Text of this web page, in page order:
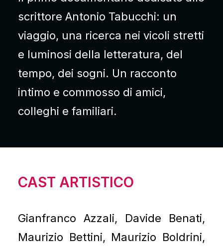
scrittore Antonio Tabucchi: un
viaggio, una ricerca nei vicoli stretti
e luminosi della letteratura, del
tempo, dei sogni. Un racconto
intimo e commosso di amici,
colleghi e familiari.
CAST ARTISTICO
Gianfranco Azzali, Davide Benati,
Maurizio Bettini, Maurizio Boldrini,